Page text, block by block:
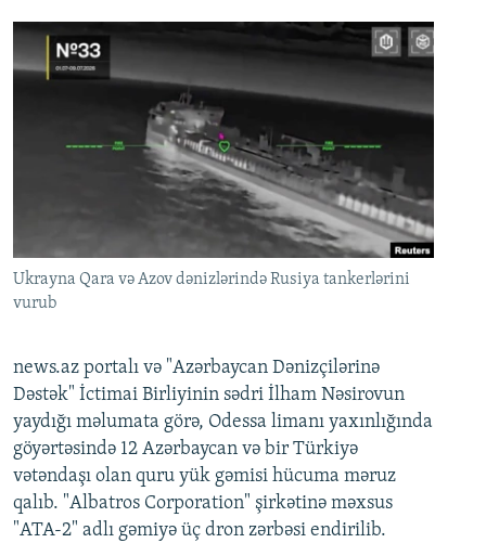
Ukrayna Qara və Azov dənizlərində Rusiya tankerlərini
vurub
news.az portalı və "Azərbaycan Dənizçilərinə
Dəstək" İctimai Birliyinin sədri İlham Nəsirovun
yaydığı məlumata görə, Odessa limanı yaxınlığında
göyərtəsində 12 Azərbaycan və bir Türkiyə
vətəndaşı olan quru yük gəmisi hücuma məruz
qalıb. "Albatros Corporation" şirkətinə məxsus
"ATA-2" adlı gəmiyə üç dron zərbəsi endirilib.